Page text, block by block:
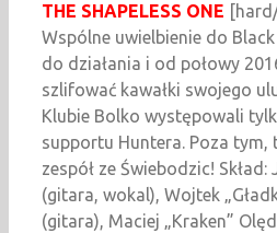
THE SHAPELESS ONE
Wspólne uwielbienie do
do działania i od połowy
szlifować kawałki swojego
Klubie Bolko występowali
supportu Huntera. Poza
zespół ze Świebodzic!
(gitara, wokal), Wojtek
(gitara), Maciej „Kraken”